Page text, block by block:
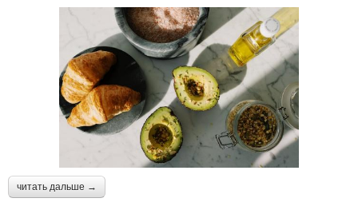
читать дальше →